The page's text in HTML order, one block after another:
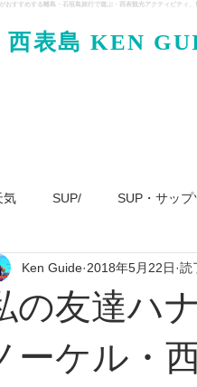
おすすめする離島・石垣島旅行で遊ぶ・西表観光アクティビテ
西表島 KEN
気 SUP/ SUP・サップ
冒険ツアー パナリ島
の友達ハ
ーケル・
Ken Guide 2018年5月22日 読